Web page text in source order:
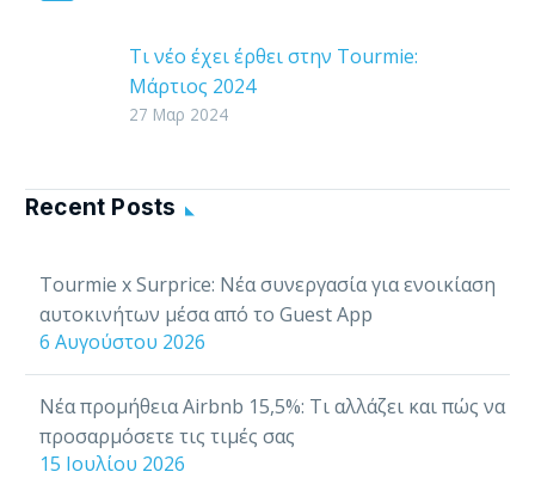
Τι νέο έχει έρθει στην Tourmie:
Μάρτιος 2024
Καλώς ήρθατε στα νέα της
αλλαγές και βελτιώσεις στην
27 Μαρ 2024
Recent Posts
Tourmie x Surprice: Νέα συνεργασία για ενοικίαση
αυτοκινήτων μέσα από το Guest App
6 Αυγούστου 2026
Νέα προμήθεια Airbnb 15,5%: Τι αλλάζει και πώς να
προσαρμόσετε τις τιμές σας
15 Ιουλίου 2026